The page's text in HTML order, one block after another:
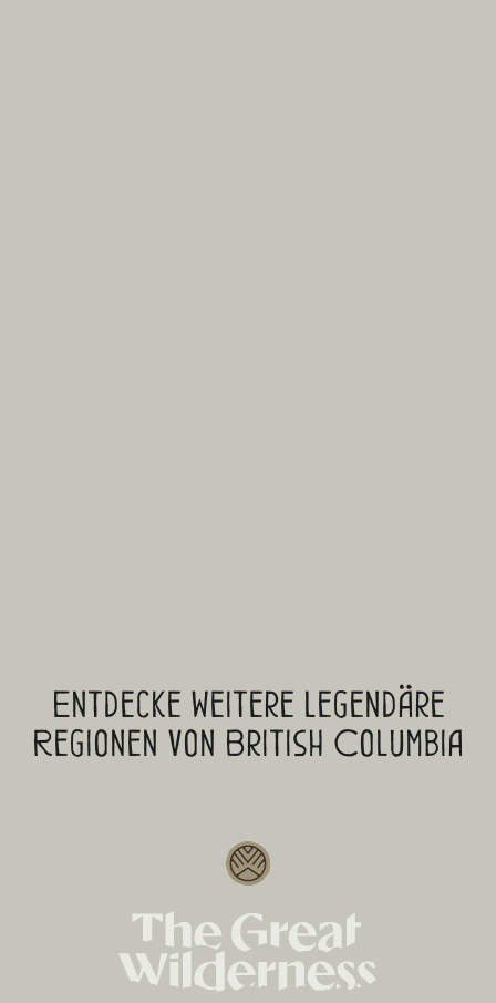
Entdecke weitere legendäre
Regionen von British Columbia